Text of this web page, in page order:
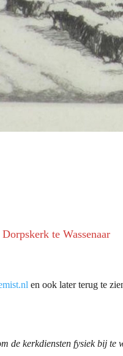
te Wassenaar
en ook later terug te
de kerkdiensten fysiek bij